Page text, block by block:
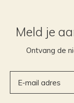
Meld je
Ontvang de